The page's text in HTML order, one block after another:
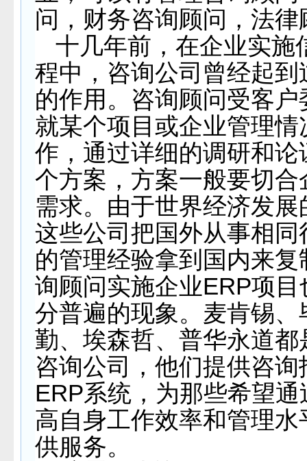
问，财务咨询顾问，法律
十几年前，在企业实施
程中，咨询公司曾经起到
的作用。咨询顾问受客户
就某个项目或企业管理情
作，通过详细的调研和论
个方案，方案一般要切合
需求。由于世界经济发展
这些公司把国外从事相同
的管理经验拿到国内来复
询顾问实施企业ERP项目
分普遍的现象。麦肯锡、
勤、埃森哲、普华永道都
咨询公司，他们提供咨
ERP系统，为那些希望
高自身工作效率和管理水
供服务。